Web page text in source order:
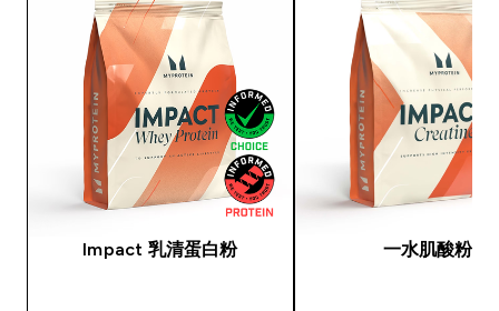
Impact 乳清蛋白粉 一水肌酸粉